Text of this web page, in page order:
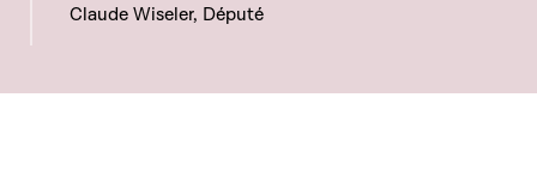
Claude Wiseler, Député